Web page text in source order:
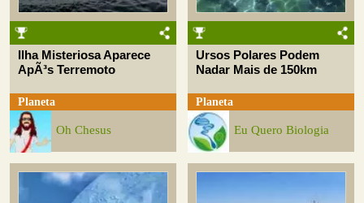
Ilha Misteriosa Aparece
ApÃ³s Terremoto
Planeta
Oh Chesus
Ursos Polares Podem
Nadar Mais de 150km
Planeta
Eu Quero Biologia